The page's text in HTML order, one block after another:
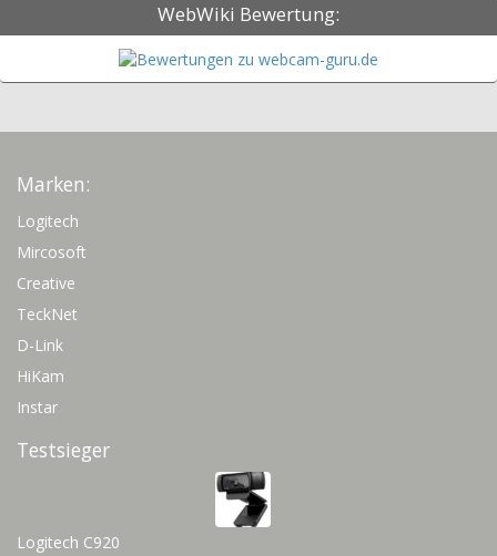
WebWiki Bewertung:
Marken:
Logitech
Mircosoft
Creative
TeckNet
D-Link
HiKam
Instar
Testsieger
Logitech C920